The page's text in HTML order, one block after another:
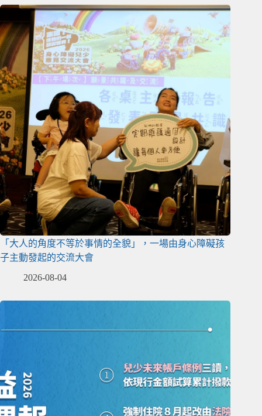
「大人的角度不等於事情的全貌」，一場由身心障礙孩
子主動發起的交流大會
2026-08-04